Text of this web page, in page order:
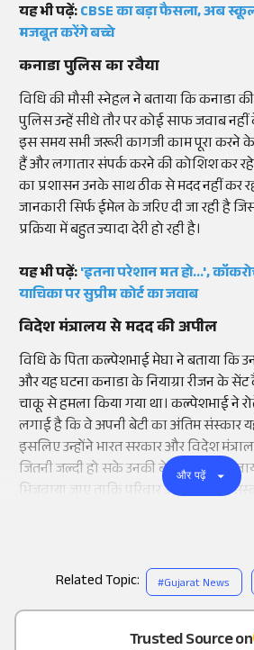
Add
as a
Trusted Source on
यह भी पढ़ें:CBSE का बड़ा फैसला, अब
मजबूत करेंगे बच्चे
कनाडा पुलिस का रवैया
विधि की मौसी स्नेहल ने बताया कि कनाडा
पुलिस उन्हें सीधे तौर पर कोई साफ जवाब नहीं
इस समय सभी जरूरी कागजी काम पूरा करने
हैं और लगातार संपर्क करने की कोशिश कर
का प्रशासन उनके साथ ठीक से मदद नहीं कर
जानकारी सिर्फ ईमेल के जरिए दी जा रही है
प्रक्रिया में बहुत ज्यादा देरी हो रही है।
यह भी पढ़ें:'इतना परेशान मत हो...',
याचिका पर सुप्रीम कोर्ट का जवाब
विदेश मंत्रालय से मदद की अपील
विधि के पिता कल्पेशभाई मेघा ने बताया कि
और यह घटना कनाडा के नियाग्रा रीजन के
चाकू से हमला किया गया था। कल्पेशभाई ने
लगाई है कि वे अपनी बेटी का अंतिम संस्कार
इसलिए उन्होंने भारत सरकार और विदेश
जितनी जल्दी हो सके उनकी बेटी का शव
भिजवाया जाए ताकि परिवार उसका अंतिम
और पढ़ें
Related Topic: #Gujarat News